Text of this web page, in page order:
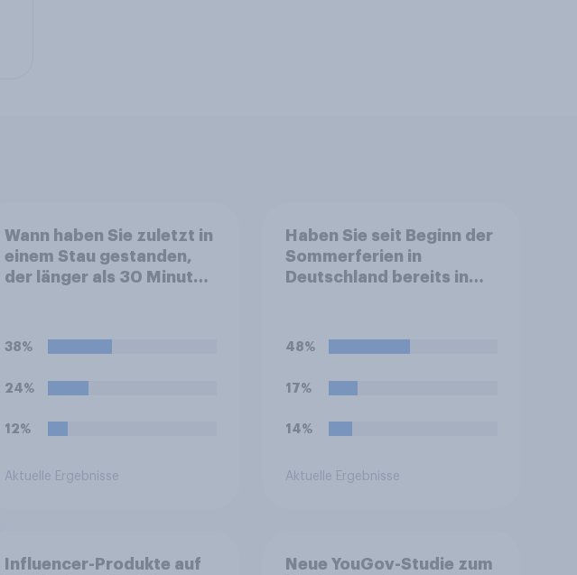
Wann haben Sie zuletzt in
einem Stau gestanden,
der länger als 30 Minuten
38%
24%
12%
Aktuelle Ergebnisse
Haben Sie seit Beginn der
Sommerferien in
Deutschland bereits in
48%
17%
14%
Aktuelle Ergebnisse
Influencer-Produkte auf
Neue YouGov-Studie zum